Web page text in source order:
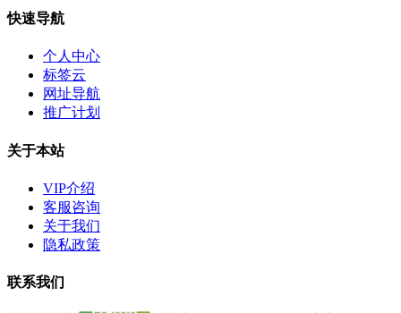
快速导航
个人中心
标签云
网址导航
推广计划
关于本站
VIP介绍
客服咨询
关于我们
隐私政策
联系我们